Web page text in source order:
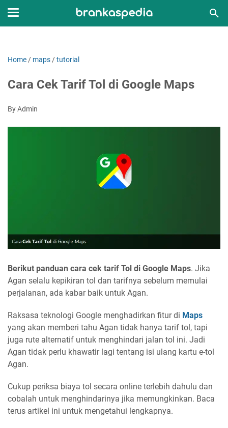
Home / maps /tutorial
Cara Cek Tarif Tol di Google Maps
By Admin
Berikut panduan cara cek tarif Tol di Google Maps. Jika
Agan selalu kepikiran tol dan tarifnya sebelum memulai
perjalanan, ada kabar baik untuk Agan.
Raksasa teknologi Google menghadirkan fitur di Maps
yang akan memberi tahu Agan tidak hanya tarif tol, tapi
juga rute alternatif untuk menghindari jalan tol ini. Jadi
Agan tidak perlu khawatir lagi tentang isi ulang kartu e-tol
Agan.
Cukup periksa biaya tol secara online terlebih dahulu dan
cobalah untuk menghindarinya jika memungkinkan. Baca
terus artikel ini untuk mengetahui lengkapnya.